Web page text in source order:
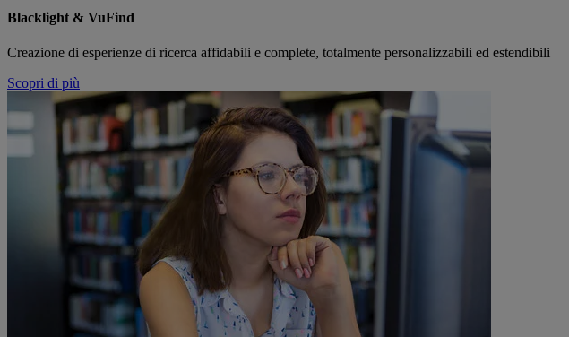
Blacklight & VuFind
Creazione di esperienze di ricerca affidabili e complete, totalmente personalizzabili ed estendibili
Scopri di più